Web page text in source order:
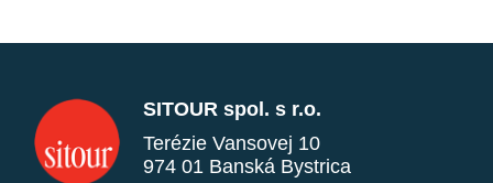
SITOUR spol. s r.o.
Terézie Vansovej 10
974 01 Banská Bystrica